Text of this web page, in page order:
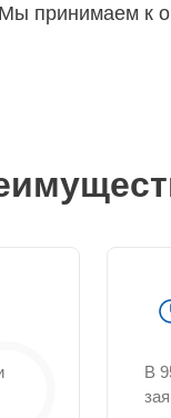
Мы принимаем к
В